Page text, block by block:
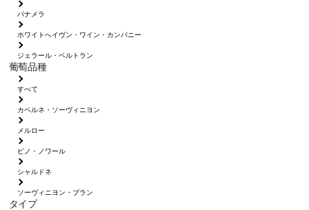
パナメラ
ホワイトへイヴン・ワイン・カンパニー
ジェラール・ベルトラン
葡萄品種
すべて
カベルネ・ソーヴィニヨン
メルロー
ピノ・ノワール
シャルドネ
ソーヴィニヨン・ブラン
タイプ